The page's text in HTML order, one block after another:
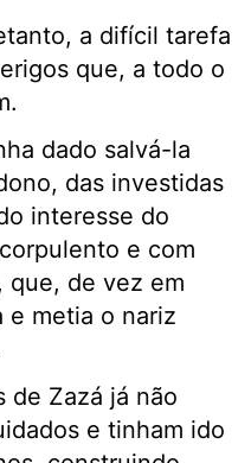
a difícil tarefa
que, a todo o
dado salvá-la
das investidas
interesse do
e com
que, de vez em
e metia o nariz
de Zazá já não
e tinham ido